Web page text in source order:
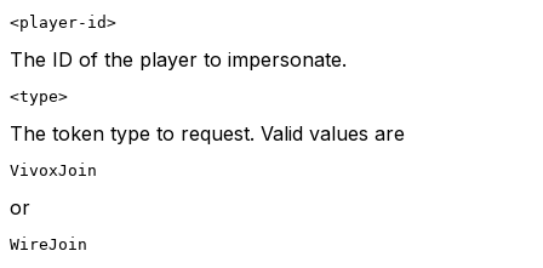
<player-id>
The ID of the player to impersonate.
<type>
The token type to request. Valid values are
VivoxJoin
or
WireJoin